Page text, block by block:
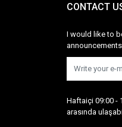
CONTACT
I would like to
Haftaiçi 09:00 -
arasında